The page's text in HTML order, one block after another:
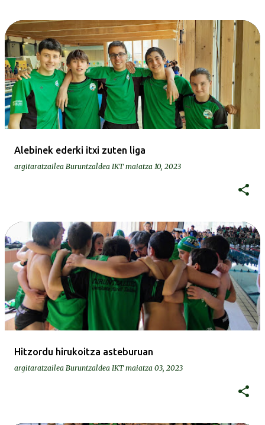
Alebinek ederki itxi zuten liga
argitaratzailea Buruntzaldea IKT maiatza 10, 2023
Hitzordu hirukoitza asteburuan
argitaratzailea Buruntzaldea IKT maiatza 03, 2023